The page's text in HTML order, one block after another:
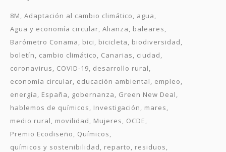
8M Adaptación al cambio climático
agua
Agua y economía circular Alianza
baleares
Barómetro Conama
bici bicicleta
biodiversidad
boletín
cambio climático Canarias
ciudad
coronavirus
COVID-19 desarrollo rural
economía circular educación ambiental
empleo
energía
España gobernanza
Green New Deal
hablemos de químicos
Investigación
mares
medio rural
movilidad Mujeres
OCDE
Premio Ecodiseño
Químicos
químicos y sostenibilidad
reparto
residuos